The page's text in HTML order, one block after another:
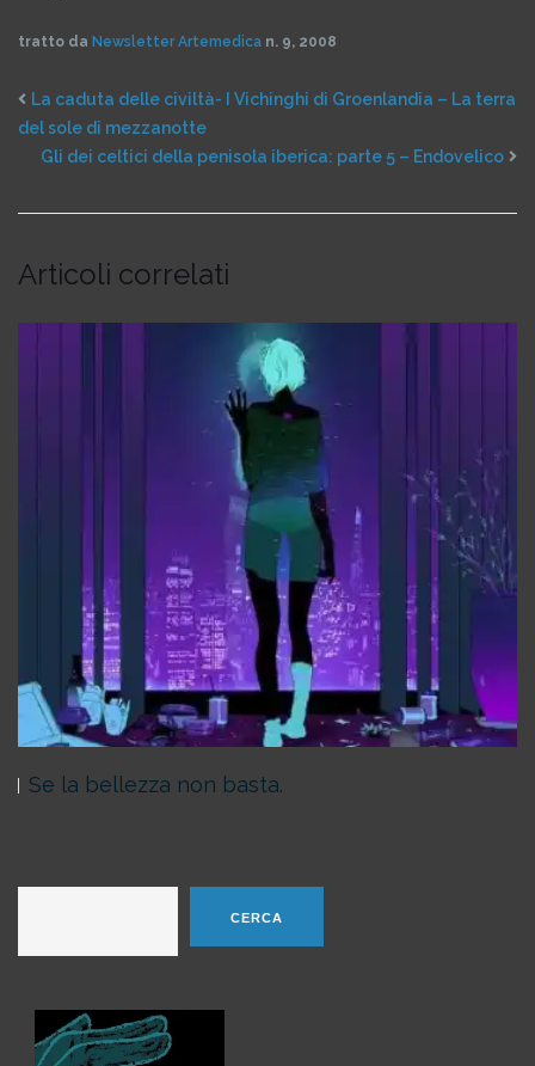
tratto da Newsletter Artemedica n. 9, 2008
La caduta delle civiltà- I Vichinghi di Groenlandia – La terra
del sole di mezzanotte
Gli dei celtici della penisola iberica: parte 5 – Endovelico
Articoli correlati
Se la bellezza non basta.
CERCA